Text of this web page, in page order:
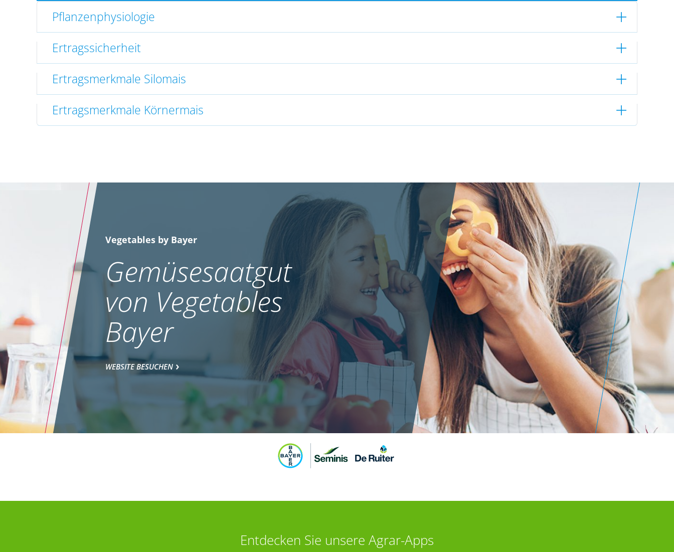
Pflanzenphysiologie
Ertragssicherheit
Ertragsmerkmale Silomais
Ertragsmerkmale Körnermais
Vegetables by Bayer
Gemüsesaatgut
von Vegetables
Bayer
WEBSITE BESUCHEN
Entdecken Sie unsere Agrar-Apps